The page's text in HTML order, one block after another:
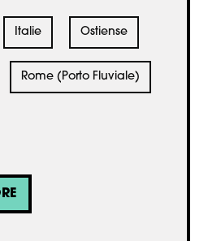
Italie Ostiense
Rome (Porto Fluviale)